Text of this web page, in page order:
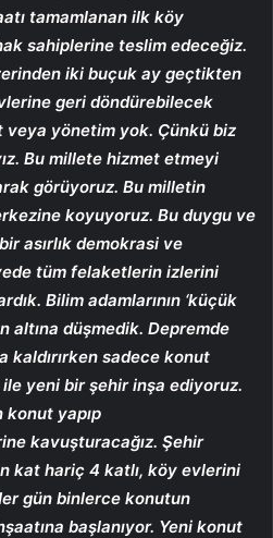
tamamlanan ilk köy
sahiplerine teslim edeceğiz.
iki buçuk ay geçtikten
geri döndürebilecek
yönetim yok. Çünkü biz
Bu millete hizmet etmeyi
görüyoruz. Bu milletin
koyuyoruz. Bu duygu ve
asırlık demokrasi ve
tüm felaketlerin izlerini
Bilim adamlarının ‘küçük
altına düşmedik. Depremde
kaldırırken sadece konut
yeni bir şehir inşa ediyoruz.
konut yapıp
kavuşturacağız. Şehir
kat hariç 4 katlı, köy evlerini
gün binlerce konutun
başlanıyor. Yeni konut